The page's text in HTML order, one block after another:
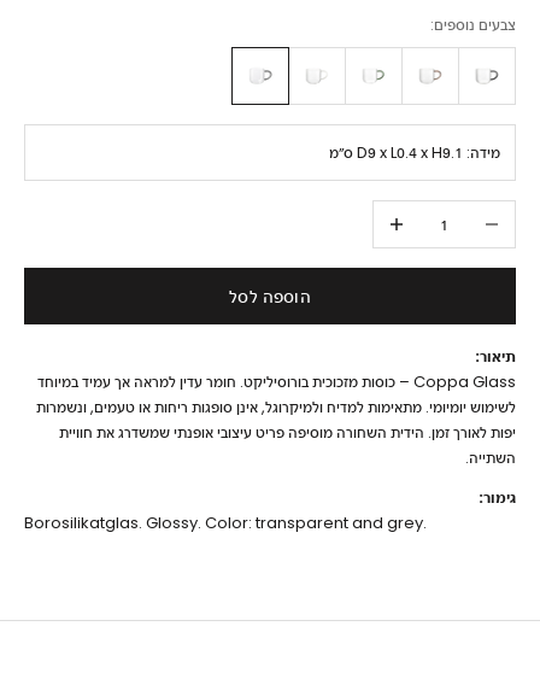
צבעים נוספים:
מידה: D9 x L0.4 x H9.1 ס״מ
הגדלת הכמות
הוספה לסל
תיאור:
Coppa Glass – כוסות מזכוכית בורוסיליקט. חומר עדין למראה אך עמיד במיוחד
לשימוש יומיומי. מתאימות למדיח ולמיקרוגל, אינן סופגות ריחות או טעמים, ונשמרות
יפות לאורך זמן. הידית השחורה מוסיפה פריט עיצובי אופנתי שמשדרג את חוויית
השתייה.
גימור:
Borosilikatglas. Glossy. Color: transparent and grey.